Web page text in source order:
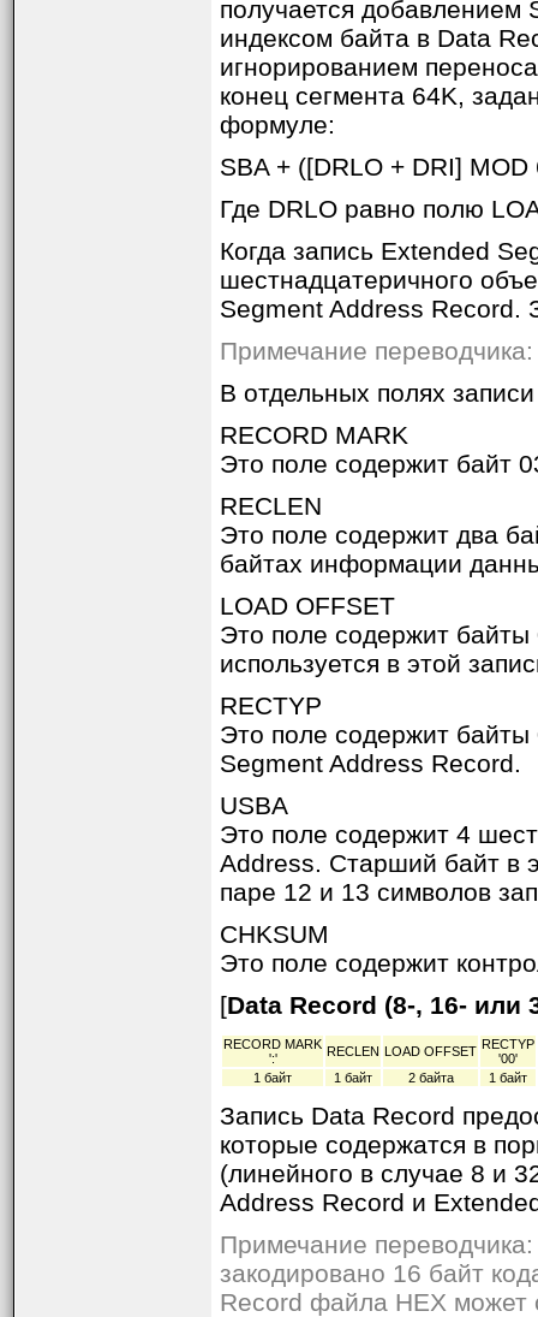
получается
индексом байта в Data
игнорированием
конец сегмента 64K,
формуле:
SBA + ([DRLO + DRI] MOD
Где DRLO равно полю
Когда запись Extended
шестнадцатеричного
Segment Address Record.
Примечание
В отдельных полях
RECORD MARK
Это поле содержит байт
RECLEN
Это поле содержит два
байтах информации
LOAD OFFSET
Это поле содержит
используется в этой
RECTYP
Это поле содержит
Segment Address Record.
USBA
Это поле содержит 4
Address. Старший байт в
паре 12 и 13 символов
CHKSUM
Это поле содержит
[Data Record (8-, 16-
RECORD MARK
':'
RECLEN LOAD OFFSET RECTYP
'00'
1 байт
1 байт 2 байта 1 байт
Запись Data Record
которые содержатся в
(линейного в случае 8 и
Address Record и
Примечание
закодировано 16 байт
Record файла HEX может